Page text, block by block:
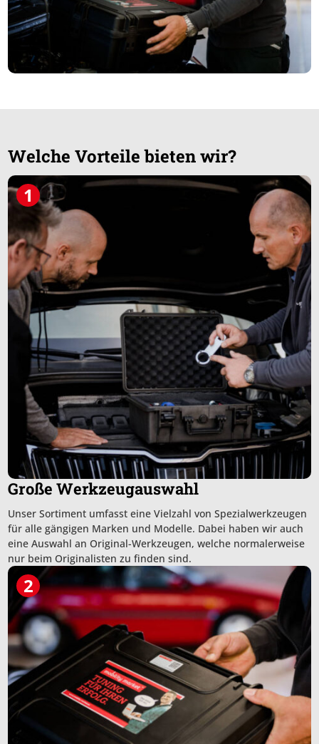
Welche Vorteile bieten wir?
1
Große Werkzeugauswahl
Unser Sortiment umfasst eine Vielzahl von Spezialwerkzeugen
für alle gängigen Marken und Modelle. Dabei haben wir auch
eine Auswahl an Original-Werkzeugen, welche normalerweise
nur beim Originalisten zu finden sind.
2